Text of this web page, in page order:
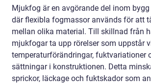
Mjukfog är en avgörande del inom
där flexibla fogmassor används för att
mellan olika material. Till skillnad från
mjukfogar ta upp rörelser som uppstår
temperaturförändringar, fuktvariationer
sättningar i konstruktionen. Detta
sprickor, läckage och fuktskador som